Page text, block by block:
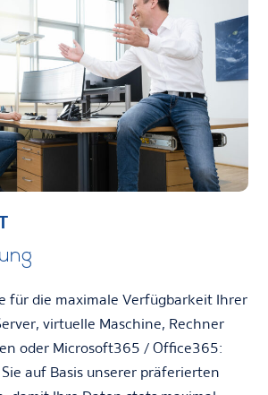
für die maximale Verfügbarkeit Ihrer
virtuelle Maschine, Rechner
oder Microsoft365 / Office365:
auf Basis unserer präferierten